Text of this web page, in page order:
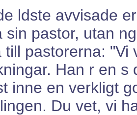
ldste avvisade
sin pastor, utan
till pastorerna: "Vi
Han r en s
inne en verkligt
Du vet, vi